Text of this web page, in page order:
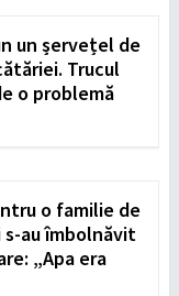
un șervețel de
Trucul
o problemă
o familie de
s-au îmbolnăvit
„Apa era